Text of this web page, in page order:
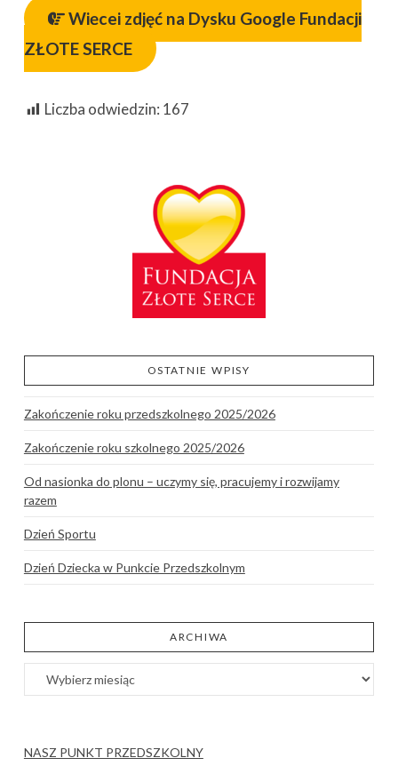
Więcej zdjęć na Dysku Google Fundacji
ZŁOTE SERCE
Liczba odwiedzin: 167
OSTATNIE WPISY
Zakończenie roku przedszkolnego 2025/2026
Zakończenie roku szkolnego 2025/2026
Od nasionka do plonu – uczymy się, pracujemy i rozwijamy
razem
Dzień Sportu
Dzień Dziecka w Punkcie Przedszkolnym
ARCHIWA
Archiwa
NASZ PUNKT PRZEDSZKOLNY